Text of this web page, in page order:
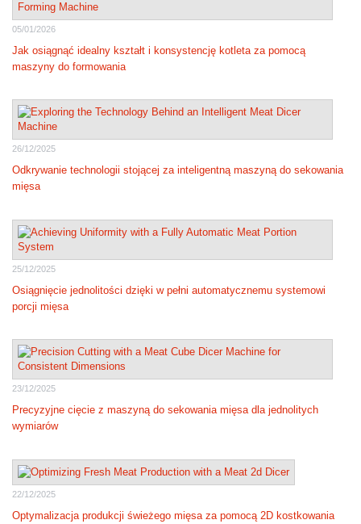
05/01/2026
Jak osiągnąć idealny kształt i konsystencję kotleta za pomocą
maszyny do formowania
26/12/2025
Odkrywanie technologii stojącej za inteligentną maszyną do sekowania
mięsa
25/12/2025
Osiągnięcie jednolitości dzięki w pełni automatycznemu systemowi
porcji mięsa
23/12/2025
Precyzyjne cięcie z maszyną do sekowania mięsa dla jednolitych
wymiarów
22/12/2025
Optymalizacja produkcji świeżego mięsa za pomocą 2D kostkowania